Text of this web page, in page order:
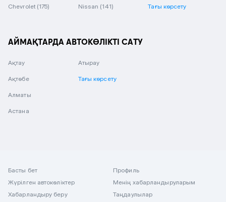
Chevrolet (175) Nissan (141) Тағы көрсету
АЙМАҚТАРДА АВТОКӨЛІКТІ САТУ
Ақтау
Ақтөбе
Алматы
Астана
Атырау
Тағы көрсету
Басты бет
Жүрілген автокөліктер
Хабарландыру беру
Профиль
Менің хабарландыруларым
Таңдаулылар